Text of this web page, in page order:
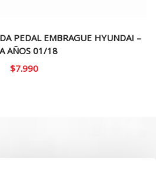
PEDAL EMBRAGUE HYUNDAI –
AÑOS 01/18
$7.990